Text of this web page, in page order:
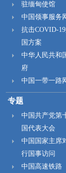
驻缅甸使馆
中国领事服务
抗击COVID-
国方案
中华人民共和
府
中国一带一路
专题
中国共产党第
国代表大会
中国国家主席
行国事访问
中国高速铁路